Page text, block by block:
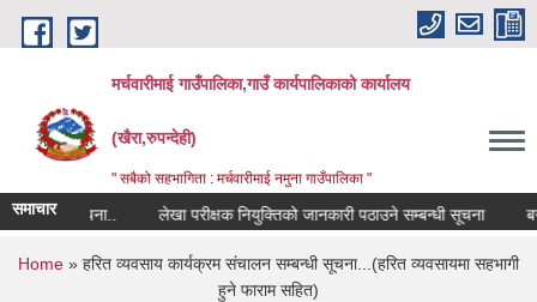
Skip to main content
मर्चवारीमाई गाउँपालिका,गाउँ कार्यपालिकाको कार्यालय
(खैरा,रुपन्देही)
" सबैको सहभागिता : मर्चवारीमाई नमुना गाउँपालिका "
समाचारसूचना.. लेखा परीक्षक नियुक्तिको जानकारी पठाउने सम्बन्धी सूचना
You are here
Home » हरित व्यवसाय कार्यक्रम संचालन सम्बन्धी सूचना...(हरित व्यवसायमा सहभागी
हुने फाराम सहित)